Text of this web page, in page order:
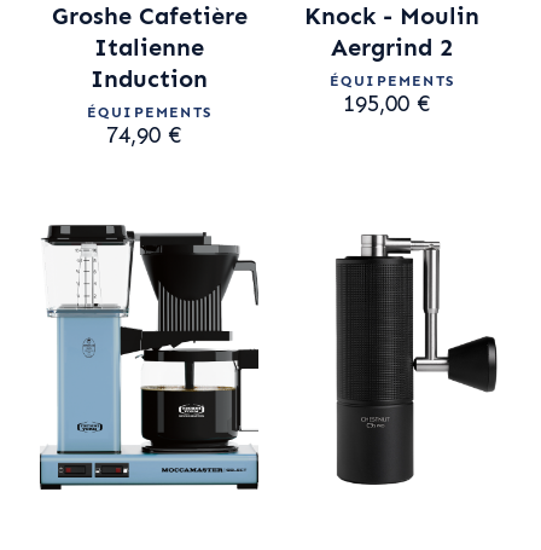
Groshe Cafetière
Italienne
Induction
ÉQUIPEMENTS
74,90 €
Knock - Moulin
Aergrind 2
ÉQUIPEMENTS
195,00 €